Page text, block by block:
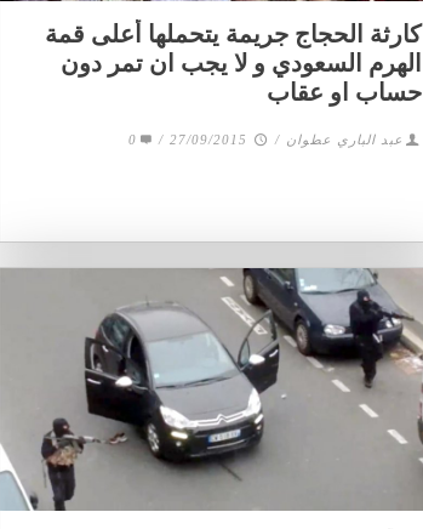
كارثة الحجاج جريمة يتحملها أعلى قمة
الهرم السعودي و لا يجب ان تمر دون
حساب او عقاب
عبد الباري عطوان /
27/09/2015
/
0